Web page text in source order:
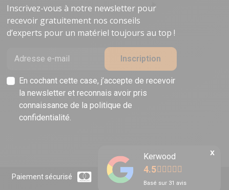
Inscrivez-vous à notre newsletter pour
recevoir gratuitement nos conseils
d’experts pour un matériel toujours au top !
En cochant cette case, j’accepte de recevoir
la newsletter et reconnais avoir pris
connaissance de la politique de
confidentialité.
Paiement sécurisé
Kerwood
4.5
Basé sur 31 avis
x